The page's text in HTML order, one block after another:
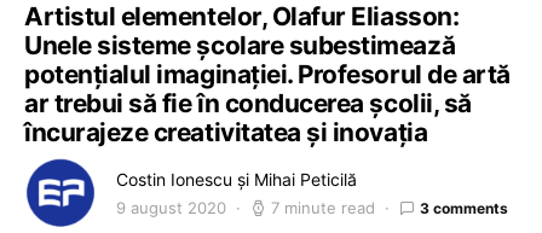
Artistul elementelor, Olafur Eliasson:
Unele sisteme școlare subestimează
potențialul imaginației. Profesorul de artă
ar trebui să fie în conducerea școlii, să
încurajeze creativitatea și inovația
Costin Ionescu și Mihai Peticilă
9 august 2020 7 minute read 3 comments